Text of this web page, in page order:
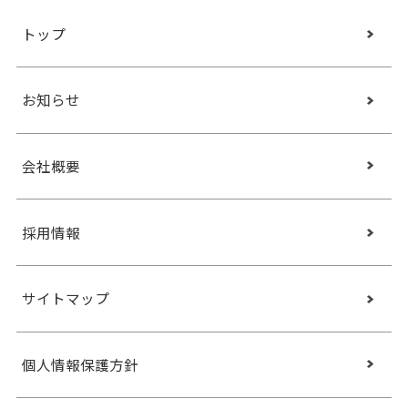
トップ
お知らせ
会社概要
採用情報
サイトマップ
個人情報保護方針